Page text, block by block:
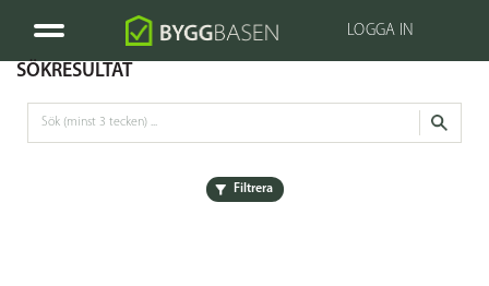
LOGGA IN
SÖKRESULTAT
Filtrera